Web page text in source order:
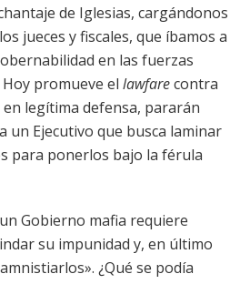
de Iglesias, cargándonos
jueces y fiscales, que íbamos a
en las fuerzas
promueve el lawfarecontra
en legítima defensa, pararán
un Ejecutivo que busca laminar
para ponerlos bajo la férula
Gobierno mafia requiere
su impunidad y, en último
¿Qué se podía